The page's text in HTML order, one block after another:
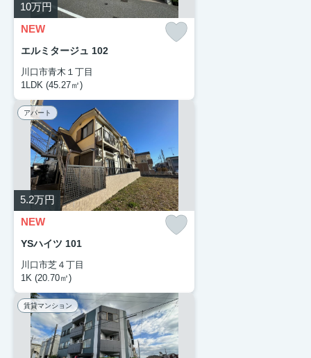
10万円
NEW
エルミタージュ 102
川口市青木１丁目
1LDK (45.27㎡)
アパート
5.2万円
NEW
YSハイツ 101
川口市芝４丁目
1K (20.70㎡)
賃貸マンション